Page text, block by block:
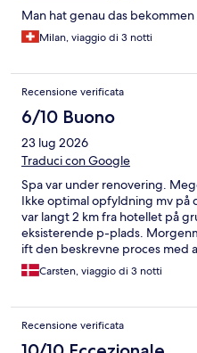
Man hat genau das
Milan, viaggio di 3 notti
Recensione verificata
6/10 Buono
23 lug 2026
Traduci con Google
Spa var under renovering.
Ikke optimal opfyldning mv på
var langt 2 km fra hotellet på
eksisterende p-plads.
ift den beskrevne proces
Carsten, viaggio di 3 notti
Recensione verificata